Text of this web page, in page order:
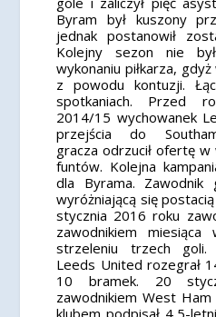
Byram był kuszony
jednak postanowił
Kolejny sezon nie
wykonaniu piłkarza,
z powodu kontuzji.
spotkaniach. Przed
2014/15 wychowanek
przejścia do
gracza odrzucił ofertę
funtów. Kolejna
dla Byrama. Zawodnik
wyróżniającą się
stycznia 2016 roku
zawodnikiem miesiąca
strzeleniu trzech
Leeds United rozegrał
10 bramek. 20
zawodnikiem West
klubem podpisał 4,5-